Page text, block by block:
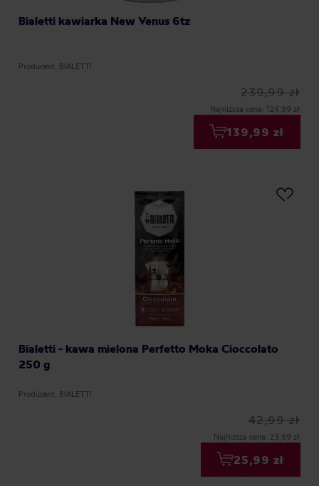
Bialetti kawiarka New Venus 6tz
Producent: BIALETTI
239,99 zł
Najniższa cena: 124,99 zł
139,99 zł
Bialetti - kawa mielona Perfetto Moka Cioccolato
250 g
Producent: BIALETTI
42,99 zł
Najniższa cena: 25,99 zł
25,99 zł